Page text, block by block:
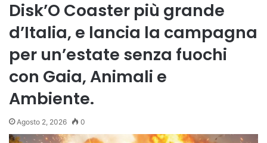
Disk’O Coaster più grande
d’Italia, e lancia la campagna
per un’estate senza fuochi
con Gaia, Animali e
Ambiente.
Agosto 2, 2026 0